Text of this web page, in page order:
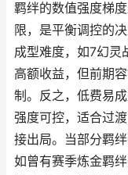
羁绊的数值强度梯
限，是平衡调控的
成型难度，如7幻灵
高额收益，但前期
制。反之，低费易
强度可控，适合过
接出局。当部分羁
如曾有赛季炼金羁